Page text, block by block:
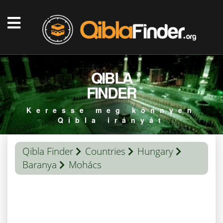
QIBLA
FINDER
Keresse meg könnyen
Qibla irányát
Qibla Finder Countries
Hungary
Baranya
Mohács